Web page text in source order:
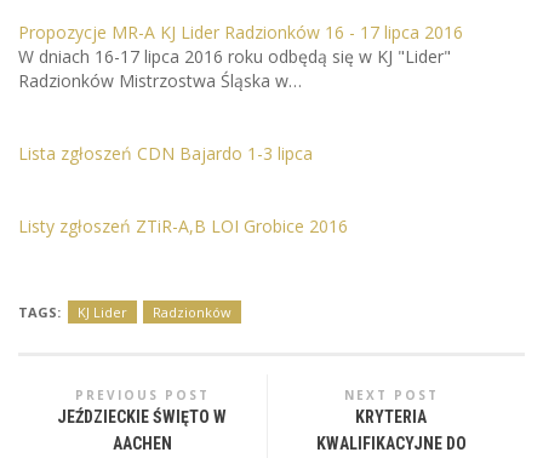
Propozycje MR-A KJ Lider Radzionków 16 - 17 lipca 2016
W dniach 16-17 lipca 2016 roku odbędą się w KJ "Lider"
Radzionków Mistrzostwa Śląska w…
Lista zgłoszeń CDN Bajardo 1-3 lipca
Listy zgłoszeń ZTiR-A,B LOI Grobice 2016
TAGS: KJ Lider Radzionków
PREVIOUS POST
JEŹDZIECKIE ŚWIĘTO W
AACHEN
NEXT POST
KRYTERIA
KWALIFIKACYJNE DO